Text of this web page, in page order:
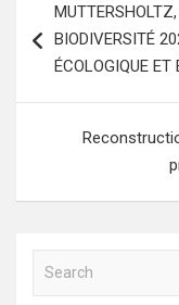
de
l’article
BIODIVERSITÉ
ÉCOLOGIQUE ET